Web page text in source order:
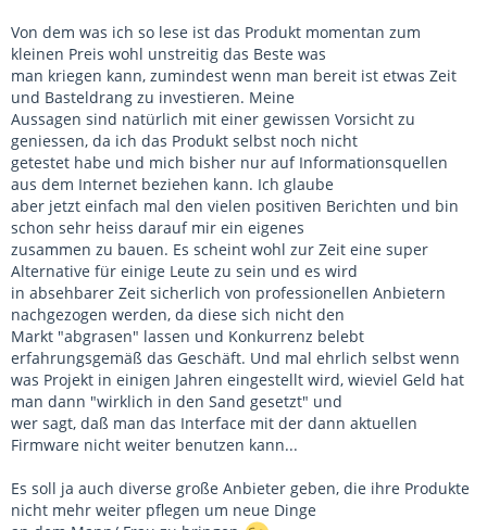
Von dem was ich so lese ist das Produkt momentan zum
kleinen Preis wohl unstreitig das Beste was
man kriegen kann, zumindest wenn man bereit ist etwas Zeit
und Basteldrang zu investieren. Meine
Aussagen sind natürlich mit einer gewissen Vorsicht zu
geniessen, da ich das Produkt selbst noch nicht
getestet habe und mich bisher nur auf Informationsquellen
aus dem Internet beziehen kann. Ich glaube
aber jetzt einfach mal den vielen positiven Berichten und bin
schon sehr heiss darauf mir ein eigenes
zusammen zu bauen. Es scheint wohl zur Zeit eine super
Alternative für einige Leute zu sein und es wird
in absehbarer Zeit sicherlich von professionellen Anbietern
nachgezogen werden, da diese sich nicht den
Markt "abgrasen" lassen und Konkurrenz belebt
erfahrungsgemäß das Geschäft. Und mal ehrlich selbst wenn
was Projekt in einigen Jahren eingestellt wird, wieviel Geld hat
man dann "wirklich in den Sand gesetzt" und
wer sagt, daß man das Interface mit der dann aktuellen
Firmware nicht weiter benutzen kann...
Es soll ja auch diverse große Anbieter geben, die ihre Produkte
nicht mehr weiter pflegen um neue Dinge